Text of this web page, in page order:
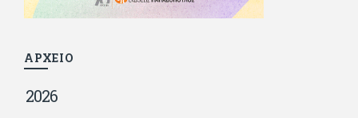
φίλους του δεν πληρώνει διατροφές. Ελπίζει ότι δεν έχει
παιδιά. Απειλεί ότι θα γράφει όσο υπάρχουν άνθρωποι που
ΑΡΧΕΙΟ
2026